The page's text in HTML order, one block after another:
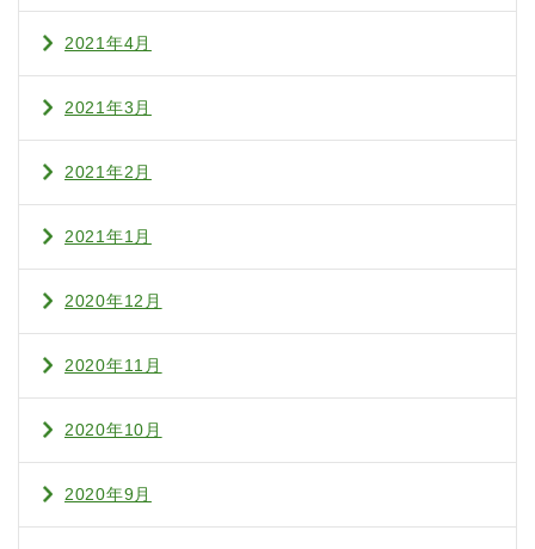
2021年4月
2021年3月
2021年2月
2021年1月
2020年12月
2020年11月
2020年10月
2020年9月